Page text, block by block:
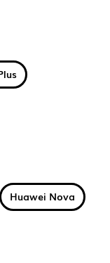
Huawei Nova